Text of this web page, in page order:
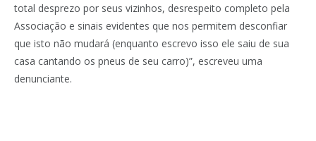
total desprezo por seus vizinhos, desrespeito completo pela
Associação e sinais evidentes que nos permitem desconfiar
que isto não mudará (enquanto escrevo isso ele saiu de sua
casa cantando os pneus de seu carro)”, escreveu uma
denunciante.